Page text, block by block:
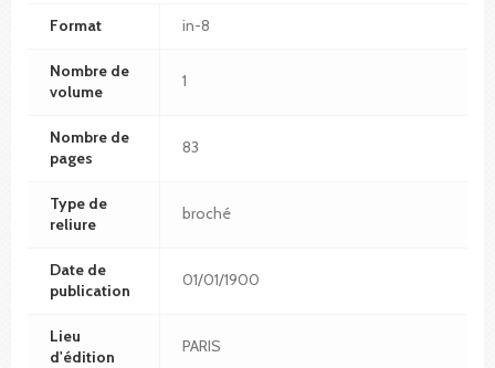
Format in-8
Nombre de
volume
1
Nombre de
pages
83
Type de
reliure
broché
Date de
publication
01/01/1900
Lieu
d'édition
PARIS